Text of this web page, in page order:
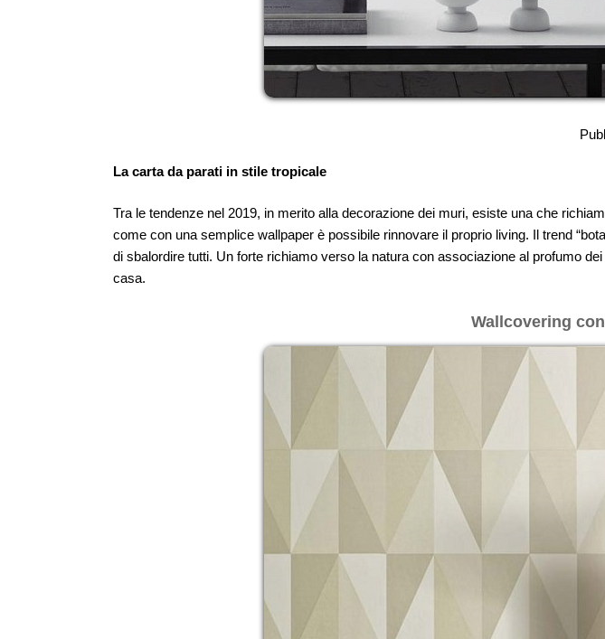
La carta da parati in stile tropicale
Tra le tendenze nel 2019, in merito alla decorazione dei muri, esiste una che
come con una semplice wallpaper è possibile rinnovare il proprio living. Il trend
di sbalordire tutti. Un forte richiamo verso la natura con associazione al profumo
casa.
Wallcovering